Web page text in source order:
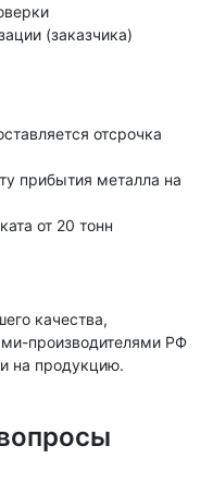
(заказчика)
отсрочка
прибытия металла на
от 20 тонн
качества,
производителями РФ
на продукцию.